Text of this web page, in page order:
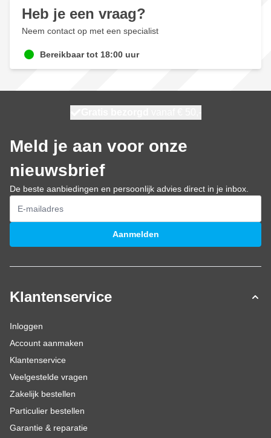
Heb je een vraag?
Neem contact op met een specialist
Bereikbaar tot 18:00 uur
Meld je aan voor onze
nieuwsbrief
De beste aanbiedingen en persoonlijk advies direct in je inbox.
E-mailadres
Aanmelden
Klantenservice
Inloggen
Account aanmaken
Klantenservice
Veelgestelde vragen
Zakelijk bestellen
Particulier bestellen
Garantie & reparatie